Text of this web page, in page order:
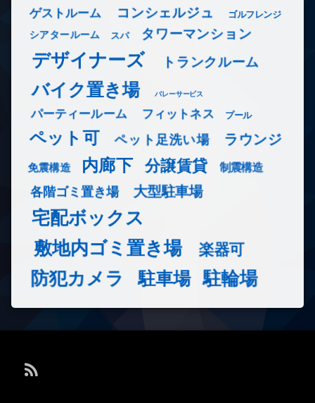
ゲストルーム コンシェルジュ ゴルフレンジ
シアタールーム スパ タワーマンション
デザイナーズ トランクルーム
バイク置き場 バレーサービス
パーティールーム フィットネス プール
ペット可 ペット足洗い場 ラウンジ
免震構造 内廊下 分譲賃貸 制震構造
各階ゴミ置き場 大型駐車場
宅配ボックス
敷地内ゴミ置き場
楽器可
防犯カメラ 駐車場 駐輪場
RSS